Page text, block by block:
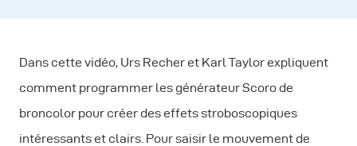
Dans cette vidéo, Urs Recher et Karl Taylor expliquent
comment programmer les générateur Scoro de
broncolor pour créer des effets stroboscopiques
intéressants et clairs. Pour saisir le mouvement de